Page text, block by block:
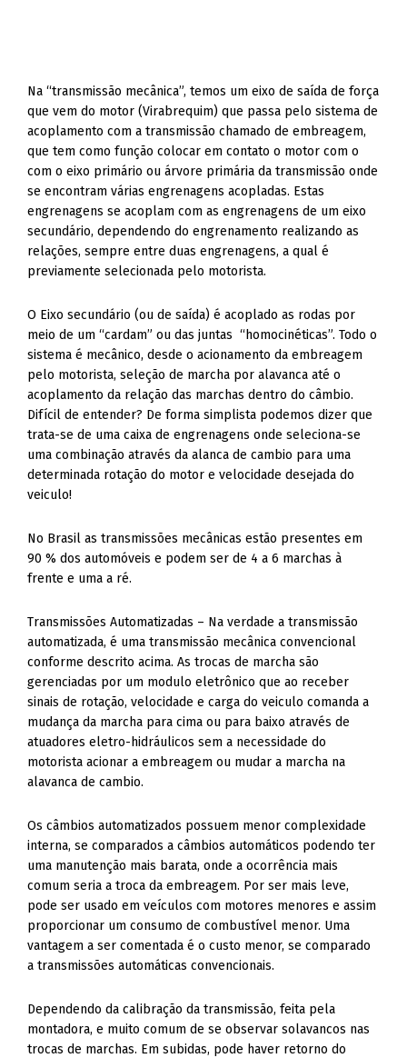
Na “transmissão mecânica”, temos um eixo de saída de força
que vem do motor (Virabrequim) que passa pelo sistema de
acoplamento com a transmissão chamado de embreagem,
que tem como função colocar em contato o motor com o
com o eixo primário ou árvore primária da transmissão onde
se encontram várias engrenagens acopladas. Estas
engrenagens se acoplam com as engrenagens de um eixo
secundário, dependendo do engrenamento realizando as
relações, sempre entre duas engrenagens, a qual é
previamente selecionada pelo motorista.
O Eixo secundário (ou de saída) é acoplado as rodas por
meio de um “cardam” ou das juntas “homocinéticas”. Todo o
sistema é mecânico, desde o acionamento da embreagem
pelo motorista, seleção de marcha por alavanca até o
acoplamento da relação das marchas dentro do câmbio.
Difícil de entender? De forma simplista podemos dizer que
trata-se de uma caixa de engrenagens onde seleciona-se
uma combinação através da alanca de cambio para uma
determinada rotação do motor e velocidade desejada do
veiculo!
No Brasil as transmissões mecânicas estão presentes em
90 % dos automóveis e podem ser de 4 a 6 marchas à
frente e uma a ré.
Transmissões Automatizadas – Na verdade a transmissão
automatizada, é uma transmissão mecânica convencional
conforme descrito acima. As trocas de marcha são
gerenciadas por um modulo eletrônico que ao receber
sinais de rotação, velocidade e carga do veiculo comanda a
mudança da marcha para cima ou para baixo através de
atuadores eletro-hidráulicos sem a necessidade do
motorista acionar a embreagem ou mudar a marcha na
alavanca de cambio.
Os câmbios automatizados possuem menor complexidade
interna, se comparados a câmbios automáticos podendo ter
uma manutenção mais barata, onde a ocorrência mais
comum seria a troca da embreagem. Por ser mais leve,
pode ser usado em veículos com motores menores e assim
proporcionar um consumo de combustível menor. Uma
vantagem a ser comentada é o custo menor, se comparado
a transmissões automáticas convencionais.
Dependendo da calibração da transmissão, feita pela
montadora, e muito comum de se observar solavancos nas
trocas de marchas. Em subidas, pode haver retorno do